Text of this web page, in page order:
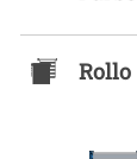
Rollo